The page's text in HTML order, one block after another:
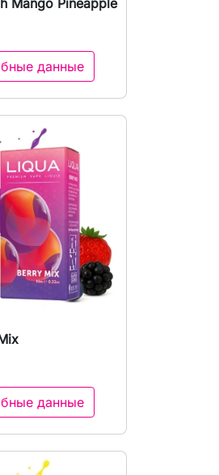
просмотр
данные
просмотр
данные